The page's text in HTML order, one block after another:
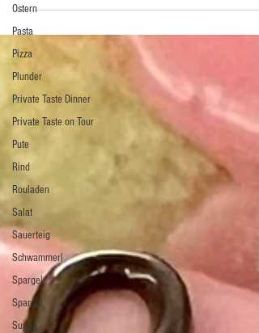
Ostern
Pasta
Pizza
Plunder
Private Taste Dinner
Private Taste on Tour
Pute
Rind
Rouladen
Salat
Sauerteig
Schwammerl
Spargel
Spargel
Suppe